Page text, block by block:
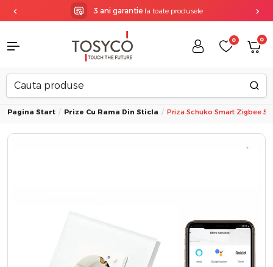
3 ani garantiela toate produsele
0 0
Pagina Start Prize Cu Rama Din Sticla Priza Schuko Smart Zigbee